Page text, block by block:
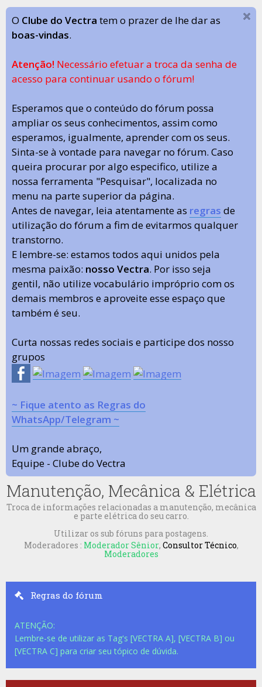
O Clube do Vectra tem o prazer de lhe dar as
boas-vindas.
Atenção! Necessário efetuar a troca da senha de
acesso para continuar usando o fórum!
Esperamos que o conteúdo do fórum possa
ampliar os seus conhecimentos, assim como
esperamos, igualmente, aprender com os seus.
Sinta-se à vontade para navegar no fórum. Caso
queira procurar por algo especifico, utilize a
nossa ferramenta "Pesquisar", localizada no
menu na parte superior da página.
Antes de navegar, leia atentamente as regras de
utilização do fórum a fim de evitarmos qualquer
transtorno.
E lembre-se: estamos todos aqui unidos pela
mesma paixão: nosso Vectra. Por isso seja
gentil, não utilize vocabulário impróprio com os
demais membros e aproveite esse espaço que
também é seu.
Curta nossas redes sociais e participe dos nosso
grupos
~ Fique atento as Regras do
WhatsApp/Telegram ~
Um grande abraço,
Equipe - Clube do Vectra
Manutenção, Mecânica & Elétrica
Troca de informações relacionadas a manutenção, mecânica
e parte elétrica do seu carro.
Utilizar os sub fóruns para postagens.
Moderadores : Moderador Sênior, Consultor Técnico,
Moderadores
Regras do fórum
ATENÇÃO:
Lembre-se de utilizar as Tag's [VECTRA A], [VECTRA B] ou
[VECTRA C] para criar seu tópico de dúvida.